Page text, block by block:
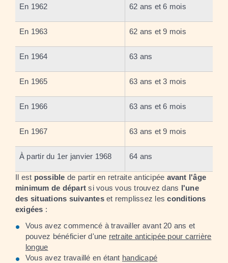
En 1962 62 ans et 6 mois
En 1963 62 ans et 9 mois
En 1964 63 ans
En 1965 63 ans et 3 mois
En 1966 63 ans et 6 mois
En 1967 63 ans et 9 mois
À partir du 1er janvier 1968 64 ans
Il est possible de partir en retraite anticipée avant l'âge
minimum de départ si vous vous trouvez dans l'une
des situations suivanteset remplissez lesconditions
exigées :
Vous avez commencé à travailler avant 20 ans et
pouvez bénéficier d'une retraite anticipée pour carrière
longue
Vous avez travaillé en étant handicapé